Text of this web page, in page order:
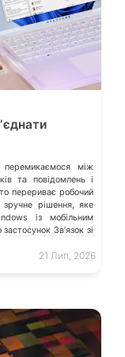
перемикаємося між
та повідомлень і
перериває робочий
рішення, яке
із мобільним
Звʼязок зі
ваш ПК на
21 Лип, 2026